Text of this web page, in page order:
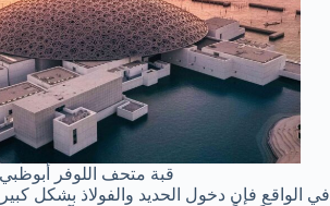
قبة متحف اللوفر أبوظبي
في الواقع فإن دخول الحديد والفولاذ بشكل